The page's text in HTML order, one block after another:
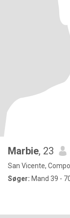
Marbie, 23
San Vicente,
Søger: Mand 39 -